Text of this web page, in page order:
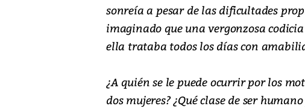
sonreía a pesar de las dificultades
imaginado que una vergonzosa
ella trataba todos los días con
¿A quién se le puede ocurrir por los
dos mujeres? ¿Qué clase de ser